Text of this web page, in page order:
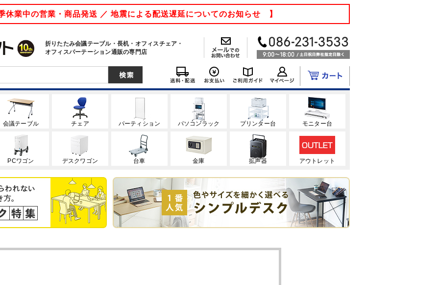
業中の営業・商品発送 ／ 地震による配送遅延についてのお知らせ 】
折りたたみ会議テーブル・長机・オフィスチェア・
オフィスパーテーション通販の専門店
会議テーブル チェア パーティション パソコンラック プリンター台 モニター台
PCワゴン デスクワゴン 台車 金庫 拡声器 アウトレット